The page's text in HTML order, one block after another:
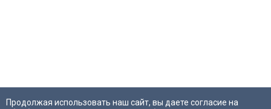
Продолжая использовать наш сайт, вы даете согласие на